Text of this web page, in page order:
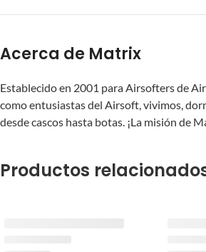
Acerca de Matrix
Establecido en 2001 para Airsofters de
como entusiastas del Airsoft, vivimos,
desde cascos hasta botas. ¡La misión de
Productos